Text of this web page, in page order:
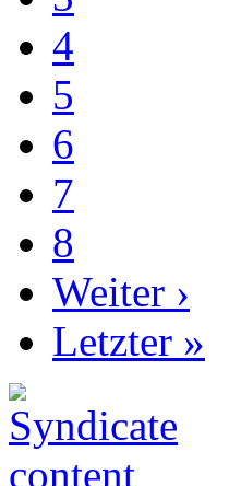
4
5
6
7
8
Weiter ›
Letzter »